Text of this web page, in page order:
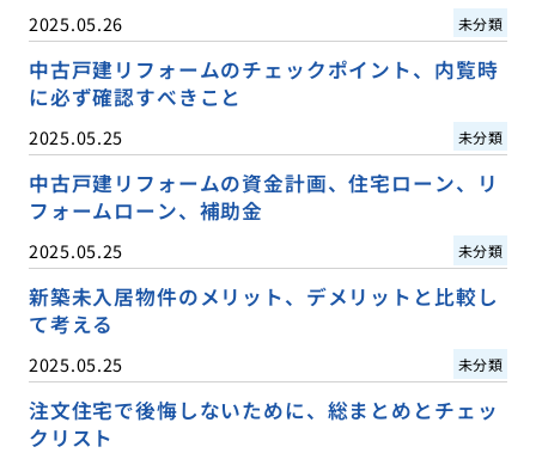
2025.05.26 未分類
中古戸建リフォームのチェックポイント、内覧時
に必ず確認すべきこと
2025.05.25 未分類
中古戸建リフォームの資金計画、住宅ローン、リ
フォームローン、補助金
2025.05.25 未分類
新築未入居物件のメリット、デメリットと比較し
て考える
2025.05.25 未分類
注文住宅で後悔しないために、総まとめとチェッ
クリスト